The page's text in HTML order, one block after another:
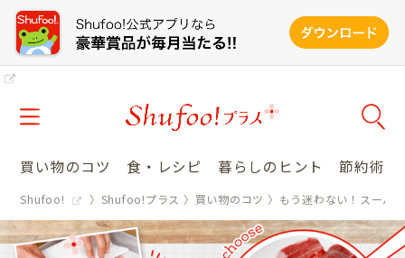
買い物のコツ 食・レシピ 暮らしのヒント 節約術
Shufoo! Shufoo!プラス 買い物のコツ もう迷わない！スーパ